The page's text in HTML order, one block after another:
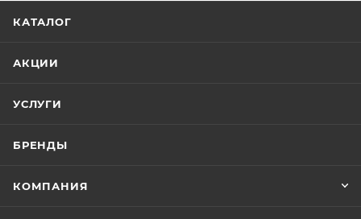
КАТАЛОГ
АКЦИИ
УСЛУГИ
БРЕНДЫ
КОМПАНИЯ